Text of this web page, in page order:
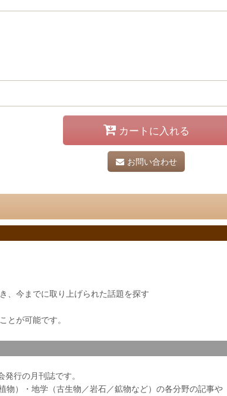
カートに入れる
お問い合わせ
今までに取り上げられた話題を探す
とが可能です。
行の月刊誌です。
物）・地学（古生物／岩石／鉱物など）の各分野の記事や